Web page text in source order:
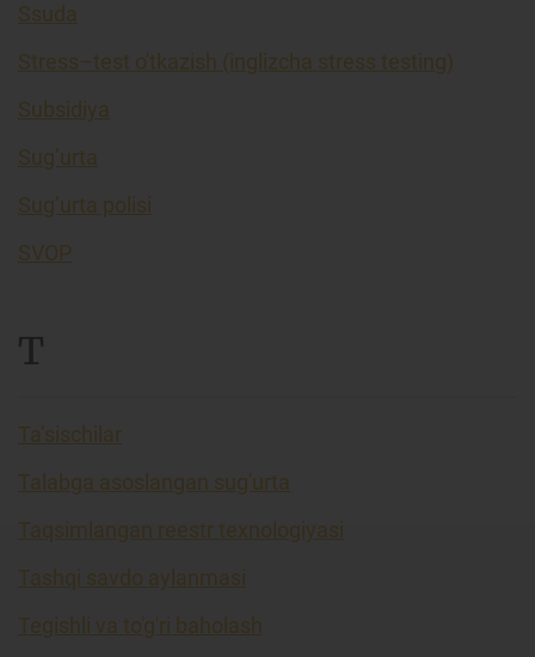
Ssuda
Stress–test o'tkazish (inglizcha stress testing)
Subsidiya
Sug’urta
Sug’urta polisi
SVOP
T
Ta’sischilar
Talabga asoslangan sug'urta
Taqsimlangan reestr texnologiyasi
Tashqi savdo aylanmasi
Tegishli va to'g'ri baholash